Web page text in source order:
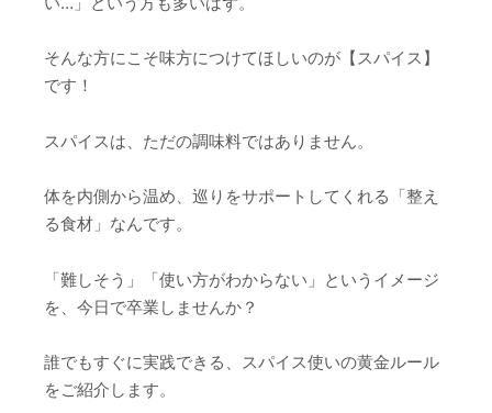
そんな方にこそ味方につけてほしいのが【スパイス】
です！
スパイスは、ただの調味料ではありません。
体を内側から温め、巡りをサポートしてくれる「整え
る食材」なんです。
「難しそう」「使い方がわからない」というイメージ
を、今日で卒業しませんか？
誰でもすぐに実践できる、スパイス使いの黄金ルール
をご紹介します。